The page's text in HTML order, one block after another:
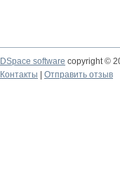
DSpace software copyright ©
Контакты
Отправить отзыв